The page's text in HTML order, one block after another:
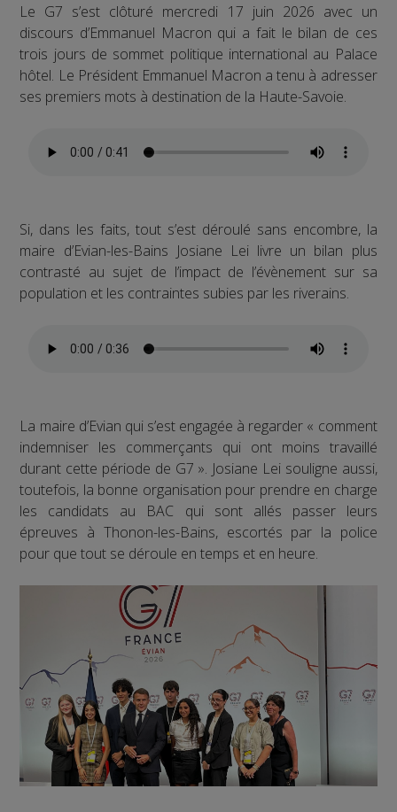
Le G7 s’est clôturé mercredi 17 juin 2026 avec un
discours d’Emmanuel Macron qui a fait le bilan de ces
trois jours de sommet politique international au Palace
hôtel. Le Président Emmanuel Macron a tenu à adresser
ses premiers mots à destination de la Haute-Savoie.
Si, dans les faits, tout s’est déroulé sans encombre, la
maire d’Evian-les-Bains Josiane Lei livre un bilan plus
contrasté au sujet de l’impact de l’évènement sur sa
population et les contraintes subies par les riverains.
La maire d’Evian qui s’est engagée à regarder « comment
indemniser les commerçants qui ont moins travaillé
durant cette période de G7 ». Josiane Lei souligne aussi,
toutefois, la bonne organisation pour prendre en charge
les candidats au BAC qui sont allés passer leurs
épreuves à Thonon-les-Bains, escortés par la police
pour que tout se déroule en temps et en heure.